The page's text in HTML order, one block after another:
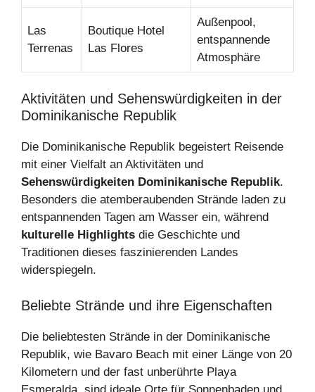
Las
Terrenas
Boutique Hotel
Las Flores
Außenpool,
entspannende
Atmosphäre
Aktivitäten und Sehenswürdigkeiten in der
Dominikanische Republik
Die Dominikanische Republik begeistert Reisende
mit einer Vielfalt an Aktivitäten und
Sehenswürdigkeiten Dominikanische Republik.
Besonders die atemberaubenden Strände laden zu
entspannenden Tagen am Wasser ein, während
kulturelle Highlights die Geschichte und
Traditionen dieses faszinierenden Landes
widerspiegeln.
Beliebte Strände und ihre Eigenschaften
Die beliebtesten Strände in der Dominikanische
Republik, wie Bavaro Beach mit einer Länge von 20
Kilometern und der fast unberührte Playa